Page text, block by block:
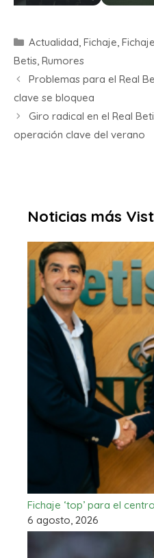
Actualidad, Fichaje,
Betis, Rumores
Problemas para el Real
clave se bloquea
Giro radical en el Real
operación clave del verano
Noticias más
Fichaje ‘top’ para el
6 agosto, 2026